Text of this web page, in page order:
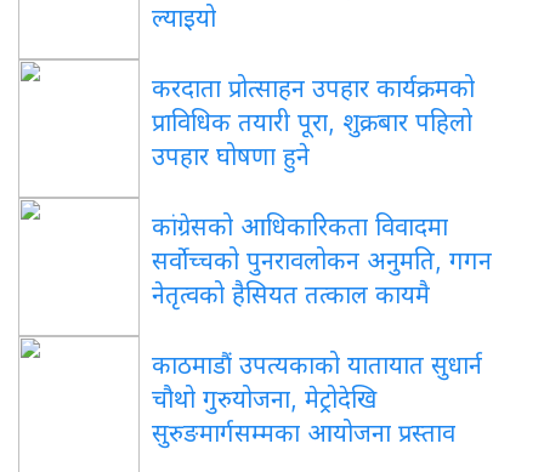
ल्याइयो
करदाता प्रोत्साहन उपहार कार्यक्रमको
प्राविधिक तयारी पूरा, शुक्रबार पहिलो
उपहार घोषणा हुने
कांग्रेसको आधिकारिकता विवादमा
सर्वोच्चको पुनरावलोकन अनुमति, गगन
नेतृत्वको हैसियत तत्काल कायमै
काठमाडौं उपत्यकाको यातायात सुधार्न
चौथो गुरुयोजना, मेट्रोदेखि
सुरुङमार्गसम्मका आयोजना प्रस्ताव